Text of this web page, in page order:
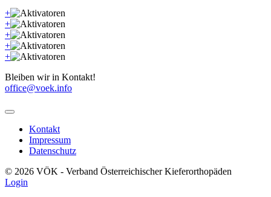
+
+
+
+
+
Bleiben wir in Kontakt!
office@voek.info
Kontakt
Impressum
Datenschutz
© 2026 VÖK - Verband Österreichischer Kieferorthopäden
Login